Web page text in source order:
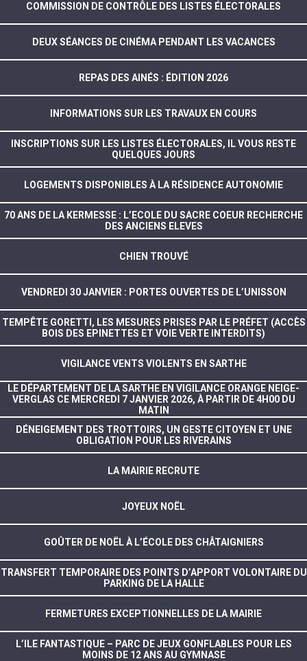
COMMISSION DE CONTRÔLE DES LISTES ÉLECTORALES
DEUX SÉANCES DE CINÉMA PENDANT LES VACANCES
REPAS DES AINÉS : ÉDITION 2026
INFORMATIONS SUR LES TRAVAUX EN COURS
INSCRIPTIONS SUR LES LISTES ÉLECTORALES, IL VOUS RESTE
QUELQUES JOURS
LOGEMENTS DISPONIBLES À LA RÉSIDENCE AUTONOMIE
70 ANS DE LA KERMESSE : L’ECOLE DU SACRE COEUR RECHERCHE
DES ANCIENS ELEVES
CHIEN TROUVÉ
VENDREDI 30 JANVIER : PORTES OUVERTES DE L’UNISSON
TEMPÊTE GORETTI, LES MESURES PRISES PAR LE PRÉFET (ACCÈS
BOIS DES EPINETTES ET VOIE VERTE INTERDITS)
VIGILANCE VENTS VIOLENTS EN SARTHE
LE DÉPARTEMENT DE LA SARTHE EN VIGILANCE ORANGE NEIGE-
VERGLAS CE MERCREDI 7 JANVIER 2026, À PARTIR DE 4H00 DU
MATIN
DÉNEIGEMENT DES TROTTOIRS, UN GESTE CITOYEN ET UNE
OBLIGATION POUR LES RIVERAINS
LA MAIRIE RECRUTE
JOYEUX NOËL
GOÛTER DE NOËL À L’ÉCOLE DES CHÂTAIGNIERS
TRANSFERT TEMPORAIRE DES POINTS D’APPORT VOLONTAIRE DU
PARKING DE LA HALLE
FERMETURES EXCEPTIONNELLES DE LA MAIRIE
L’ILE FANTASTIQUE – PARC DE JEUX GONFLABLES POUR LES
MOINS DE 12 ANS AU GYMNASE